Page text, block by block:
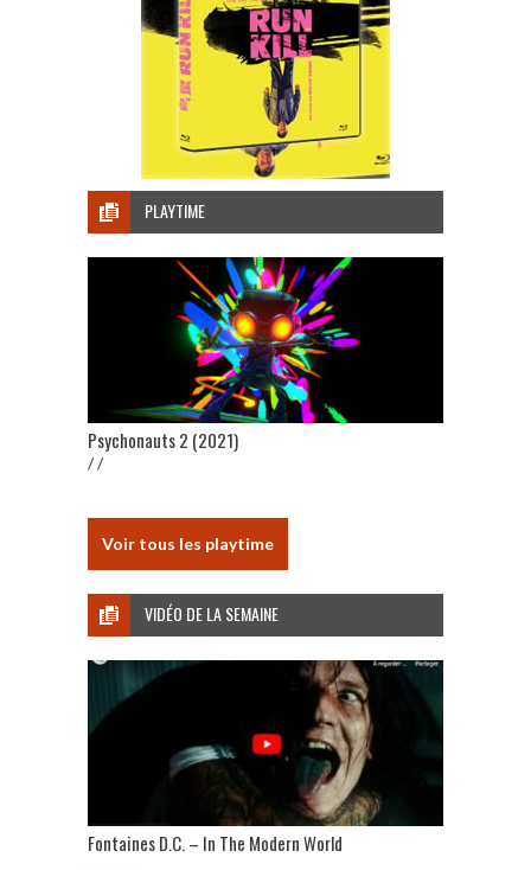
PLAYTIME
Psychonauts 2 (2021)
/ /
Voir tous les playtime
VIDÉO DE LA SEMAINE
Fontaines D.C. – In The Modern World